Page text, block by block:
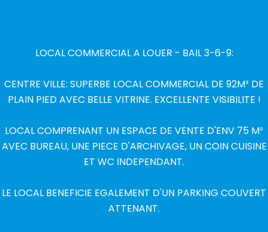
LOCAL COMMERCIAL A LOUER - BAIL 3-6-9:
CENTRE VILLE: SUPERBE LOCAL COMMERCIAL DE 92M² DE
PLAIN PIED AVEC BELLE VITRINE. EXCELLENTE VISIBILITE !
LOCAL COMPRENANT UN ESPACE DE VENTE D'ENV 75 M²
AVEC BUREAU, UNE PIECE D'ARCHIVAGE, UN COIN CUISINE
ET WC INDEPENDANT.
LE LOCAL BENEFICIE EGALEMENT D'UN PARKING COUVERT
ATTENANT.